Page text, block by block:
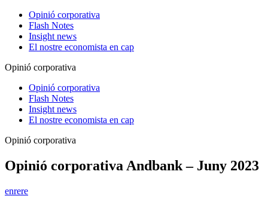
Opinió corporativa
Flash Notes
Insight news
El nostre economista en cap
Opinió corporativa
Opinió corporativa
Flash Notes
Insight news
El nostre economista en cap
Opinió corporativa
Opinió corporativa Andbank – Juny 2023
enrere